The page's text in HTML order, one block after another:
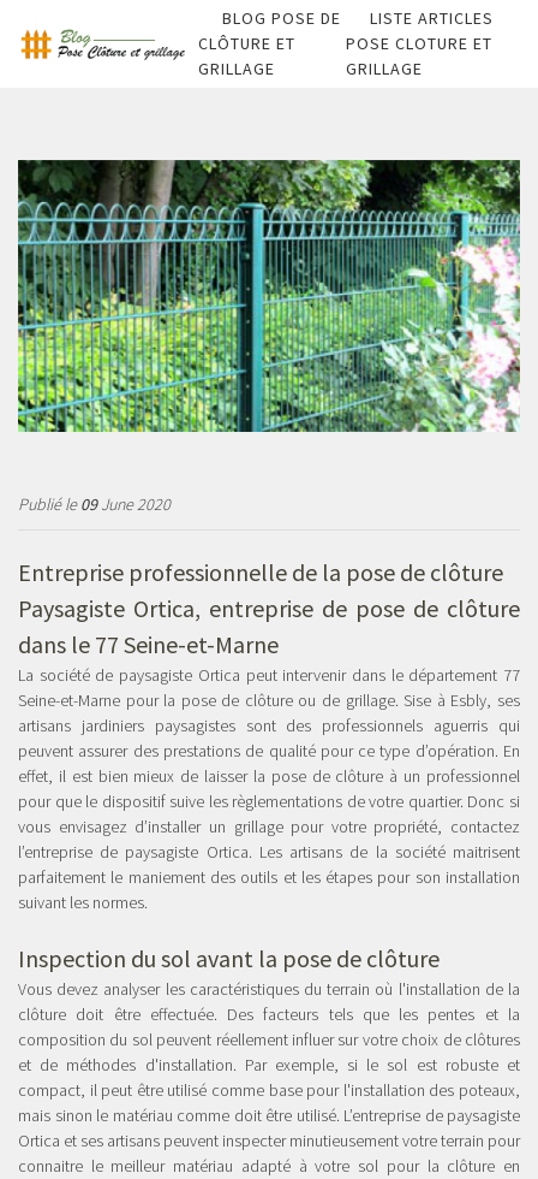
BLOG POSE DE
CLÔTURE ET
GRILLAGE
LISTE ARTICLES
POSE CLOTURE ET
GRILLAGE
Publié le09June 2020
Entreprise professionnelle de la pose de clôture
Paysagiste Ortica, entreprise de pose de clôture
dans le 77 Seine-et-Marne
La société de paysagiste Ortica peut intervenir dans le département 77
Seine-et-Marne pour la pose de clôture ou de grillage. Sise à Esbly, ses
artisans jardiniers paysagistes sont des professionnels aguerris qui
peuvent assurer des prestations de qualité pour ce type d’opération. En
effet, il est bien mieux de laisser la pose de clôture à un professionnel
pour que le dispositif suive les règlementations de votre quartier. Donc si
vous envisagez d’installer un grillage pour votre propriété, contactez
l’entreprise de paysagiste Ortica. Les artisans de la société maitrisent
parfaitement le maniement des outils et les étapes pour son installation
suivant les normes.
Inspection du sol avant la pose de clôture
Vous devez analyser les caractéristiques du terrain où l'installation de la
clôture doit être effectuée. Des facteurs tels que les pentes et la
composition du sol peuvent réellement influer sur votre choix de clôtures
et de méthodes d'installation. Par exemple, si le sol est robuste et
compact, il peut être utilisé comme base pour l'installation des poteaux,
mais sinon le matériau comme doit être utilisé. L’entreprise de paysagiste
Ortica et ses artisans peuvent inspecter minutieusement votre terrain pour
connaitre le meilleur matériau adapté à votre sol pour la clôture en